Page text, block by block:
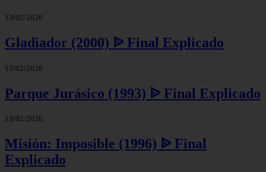
13/02/2026
Gladiador (2000) ᐉ Final Explicado
13/02/2026
Parque Jurásico (1993) ᐉ Final Explicado
13/02/2026
Misión: Imposible (1996) ᐉ Final
Explicado